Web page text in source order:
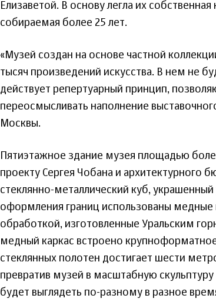
Елизаветой. В основу легла их
собираемая более 25 лет.
«Музей создан на основе частной
тысяч произведений искусства. В нем не
действует репертуарный принцип,
переосмысливать наполнение
Москвы.
Пятиэтажное здание музея площадью
проекту Сергея Чобана и архитектурного
стеклянно-металлический куб,
оформления границ использованы
обработкой, изготовленные Уральским
медный каркас встроено
стеклянных полотен достигает шести
превратив музей в масштабную
будет выглядеть по-разному в разное